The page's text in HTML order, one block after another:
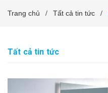
Trang chủ / Tất cả tin tức /
Tất cả tin tức